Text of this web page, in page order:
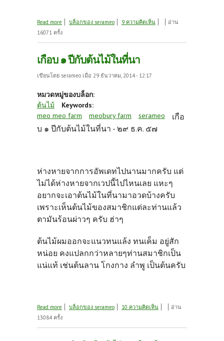
Read more about เบื่องานประจำอยากเป็นเกษตรกร ต้องทำ
บล็อกของ serameo 9 ความคิดเห็น
อ่าน
16071 ครั้ง
เกือบ ๑ ปีกับต้นไม้ในที่นา
เขียนโดย serameo เมื่อ 29 ธันวาคม, 2014 - 12:17
หมวดหมู่ของบล็อก:
ต้นไม้
Keywords:
meo meo farm
meobury farm serameo
เกือ
บ ๑ ปีกับต้นไม้ในที่นา - ๒๙ ธ.ค. ๕๗
ห่างหายจากการอัพเดทไปนานมากครับ แต่
ไม่ได้ห่างหายจากเวปนี้ไปไหนเลย แหะๆ
อยากจะเอาต้นไม้ในที่นามาอวดบ้างครับ
เพราะเห็นต้นไม้ของสมาชิกแต่ละท่านแล้ว
ตามันร้อนผ่าวๆ ครับ ฮ่าๆ
ต้นไม้ผมออกจะแนวทนแล้ง ทนเค็ม อยู่สัก
หน่อย คงแปลกกว่าหลายๆท่านสมาชิกเป็น
แน่แท้ เช่นต้นลาน โกงกาง ลำพู เป็นต้นครับ
Read more about เกือบ ๑ ปีกับต้นไม้ในที่นา
บล็อกของ serameo 10 ความคิดเห็น
อ่าน
13084 ครั้ง